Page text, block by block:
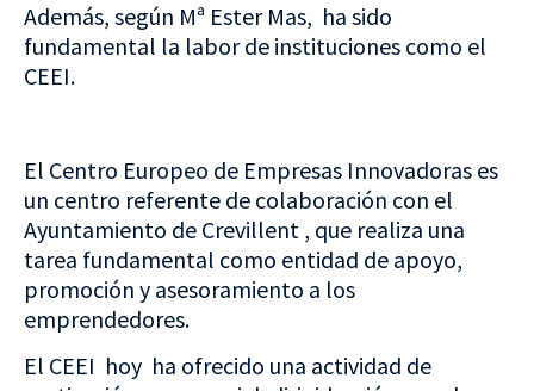
Además, según Mª Ester Mas, ha sido
fundamental la labor de instituciones como el
CEEI.
El Centro Europeo de Empresas Innovadoras es
un centro referente de colaboración con el
Ayuntamiento de Crevillent , que realiza una
tarea fundamental como entidad de apoyo,
promoción y asesoramiento a los
emprendedores.
El CEEI hoy ha ofrecido una actividad de